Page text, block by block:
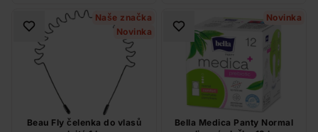
Naše značka
Novinka
Beau Fly čelenka do vlasů
Novinka
Bella Medica Panty Normal